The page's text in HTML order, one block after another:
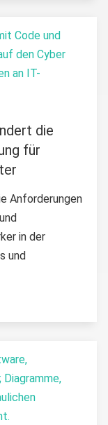
die
für
Anforderungen
in der
und